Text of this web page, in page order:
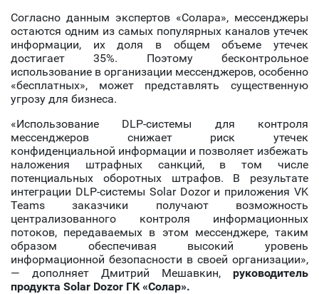
Согласно данным экспертов «Солара», мессенджеры
остаются одним из самых популярных каналов утечек
информации, их доля в общем объеме утечек
достигает 35%. Поэтому бесконтрольное
использование в организации мессенджеров, особенно
«бесплатных», может представлять существенную
угрозу для бизнеса.
«Использование DLP-системы для контроля
мессенджеров снижает риск утечек
конфиденциальной информации и позволяет избежать
наложения штрафных санкций, в том числе
потенциальных оборотных штрафов. В результате
интеграции DLP-системы Solar Dozor и приложения VK
Teams заказчики получают возможность
централизованного контроля информационных
потоков, передаваемых в этом мессенджере, таким
образом обеспечивая высокий уровень
информационной безопасности в своей организации»,
— дополняет Дмитрий Мешавкин, руководитель
продукта Solar Dozor ГК «Солар».